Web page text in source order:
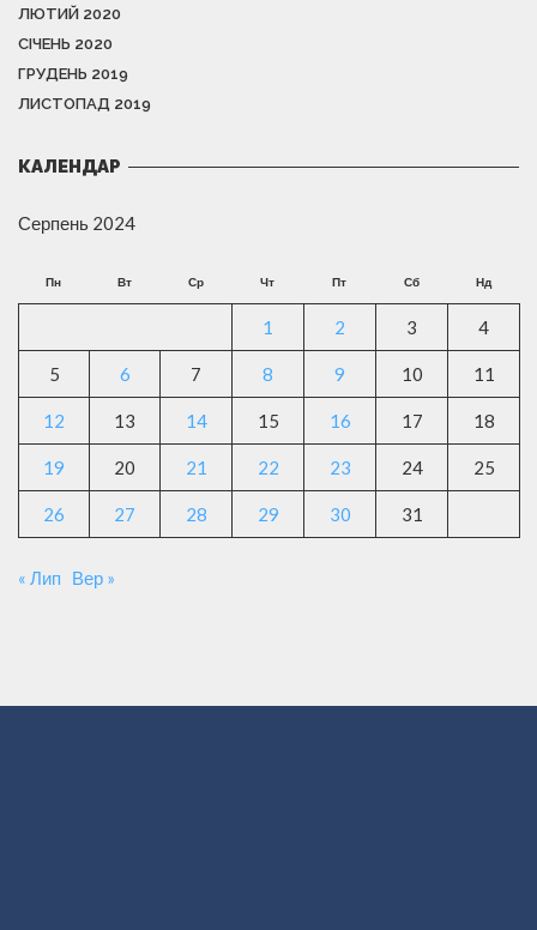
ЛЮТИЙ 2020
СІЧЕНЬ 2020
ГРУДЕНЬ 2019
ЛИСТОПАД 2019
КАЛЕНДАР
Серпень 2024
Пн Вт Ср Чт Пт Сб Нд
1 2 3 4
5 6 7 8 9 10 11
12 13 14 15 16 17 18
19 20 21 22 23 24 25
26 27 28 29 30 31
« Лип Вер »